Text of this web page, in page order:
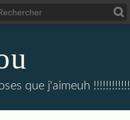
que j'aimeuh !!!!!!!!!!!!